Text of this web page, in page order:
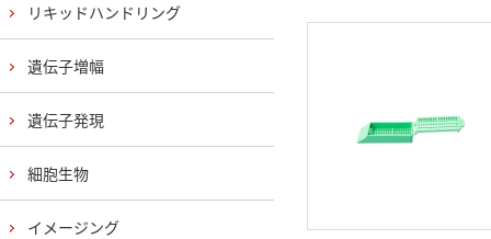
リキッドハンドリング
遺伝子増幅
遺伝子発現
細胞生物
イメージング